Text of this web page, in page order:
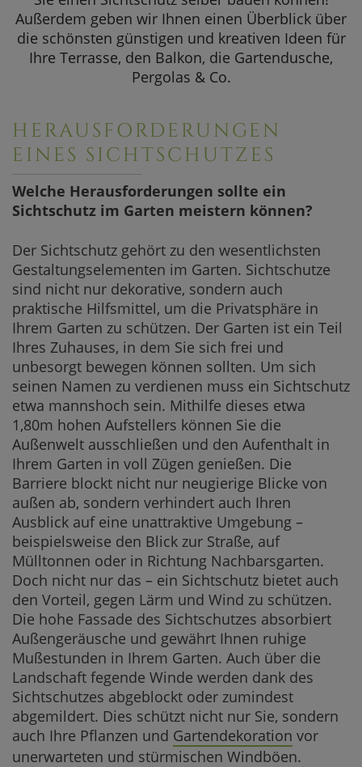
SOMMERAKTION
Aktuelle Angebote
Außerdem geben wir Ihnen einen Überblick über
die schönsten günstigen und kreativen Ideen für
Ihre Terrasse, den Balkon, die Gartendusche,
Pergolas & Co.
HERAUSFORDERUNGEN
EINES SICHTSCHUTZES
Welche Herausforderungen sollte ein
Sichtschutz im Garten meistern können?
Der Sichtschutz gehört zu den wesentlichsten
Gestaltungselementen im Garten. Sichtschutze
sind nicht nur dekorative, sondern auch
praktische Hilfsmittel, um die Privatsphäre in
Ihrem Garten zu schützen. Der Garten ist ein Teil
Ihres Zuhauses, in dem Sie sich frei und
unbesorgt bewegen können sollten. Um sich
seinen Namen zu verdienen muss ein Sichtschutz
etwa mannshoch sein. Mithilfe dieses etwa
1,80m hohen Aufstellers können Sie die
Außenwelt ausschließen und den Aufenthalt in
Ihrem Garten in voll Zügen genießen. Die
Barriere blockt nicht nur neugierige Blicke von
außen ab, sondern verhindert auch Ihren
Ausblick auf eine unattraktive Umgebung –
beispielsweise den Blick zur Straße, auf
Mülltonnen oder in Richtung Nachbarsgarten.
Doch nicht nur das – ein Sichtschutz bietet auch
den Vorteil, gegen Lärm und Wind zu schützen.
Die hohe Fassade des Sichtschutzes absorbiert
Außengeräusche und gewährt Ihnen ruhige
Mußestunden in Ihrem Garten. Auch über die
Landschaft fegende Winde werden dank des
Sichtschutzes abgeblockt oder zumindest
abgemildert. Dies schützt nicht nur Sie, sondern
auch Ihre Pflanzen und Gartendekoration vor
unerwarteten und stürmischen Windböen.
Klassische
Rankgitter
Gartentor
Materialien
WPC & BPC
Metall &
Beton
Balkon-